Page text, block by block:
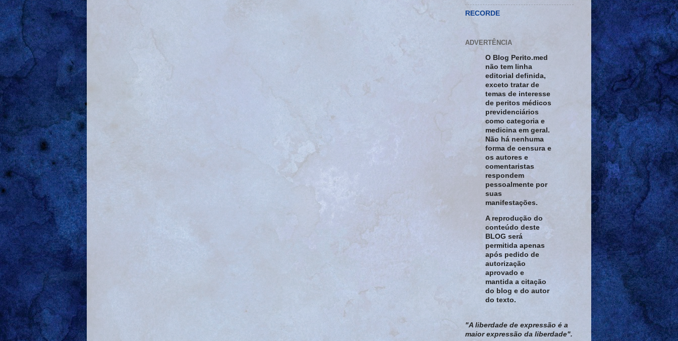
RECORDE
ADVERTÊNCIA
O Blog Perito.med
não tem linha
editorial definida,
exceto tratar de
temas de interesse
de peritos médicos
previdenciários
como categoria e
medicina em geral.
Não há nenhuma
forma de censura e
os autores e
comentaristas
respondem
pessoalmente por
suas
manifestações.
A reprodução do
conteúdo deste
BLOG será
permitida apenas
após pedido de
autorização
aprovado e
mantida a citação
do blog e do autor
do texto.
"A liberdade de expressão é a
maior expressão da liberdade".